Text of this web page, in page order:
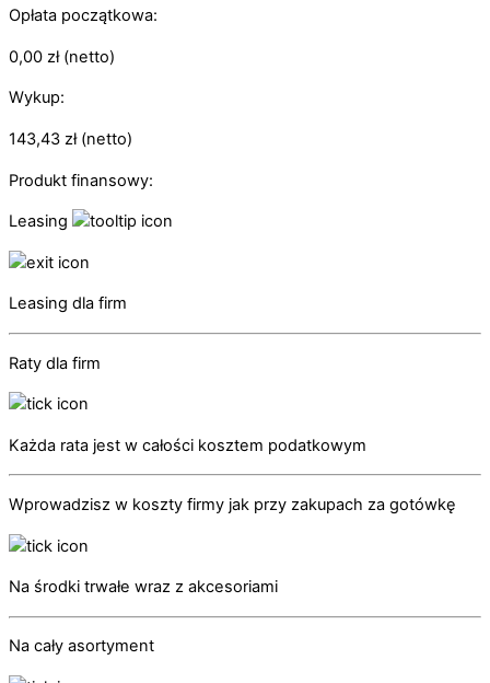
Opłata początkowa:
0,00 zł(netto)
Wykup:
143,43 zł(netto)
Produkt finansowy:
Leasing
Leasing dla firm
Raty dla firm
Każda rata jest w całości kosztem podatkowym
Wprowadzisz w koszty firmy jak przy zakupach za gotówkę
Na środki trwałe wraz z akcesoriami
Na cały asortyment